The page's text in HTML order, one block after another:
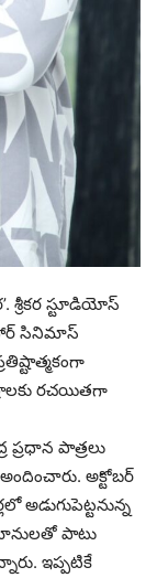
స్టూడియోస్
సినిమాస్
రచయితగా
ప్రధాన పాత్రలు
అక్టోబర్
అడుగుపెట్టనున్న
పాటు
ఇప్పటికే